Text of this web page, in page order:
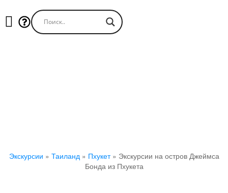
Экскурсии » Таиланд» Пхукет» Экскурсии на остров Джеймса
Бонда из Пхукета